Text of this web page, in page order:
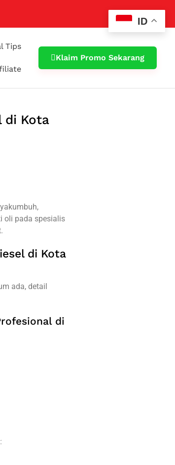
Tips
Klaim Promo Sekarang
di Kota
oli pada spesialis
di Kota
ada, detail
di
ID